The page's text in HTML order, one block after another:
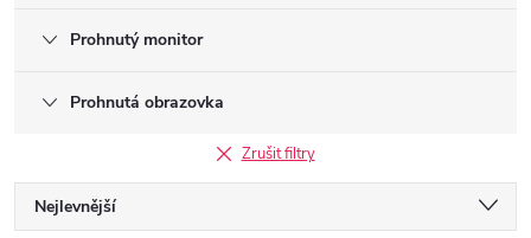
Prohnutý monitor
Prohnutá obrazovka
Zrušit filtry
Ř
Nejlevnější